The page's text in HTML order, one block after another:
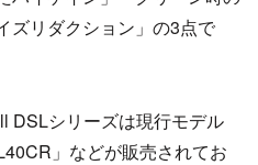
ズリダクション」の3点で
DSLシリーズは現行モデル
」などが販売されてお